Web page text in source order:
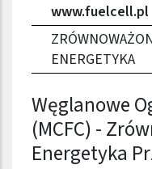
www.fuelcell.pl
ENERGETYKA
Węglanowe
(MCFC) -
Energetyka